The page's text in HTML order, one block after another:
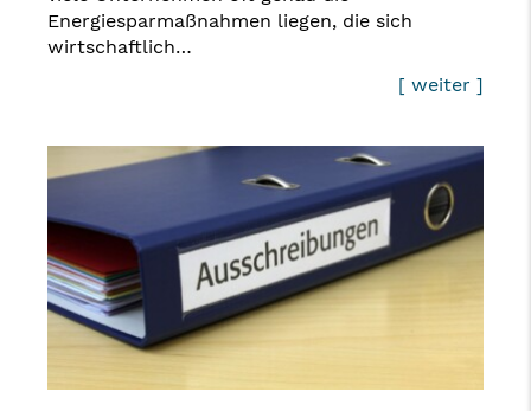
Energiesparmaßnahmen liegen, die sich
wirtschaftlich…
[ weiter ]